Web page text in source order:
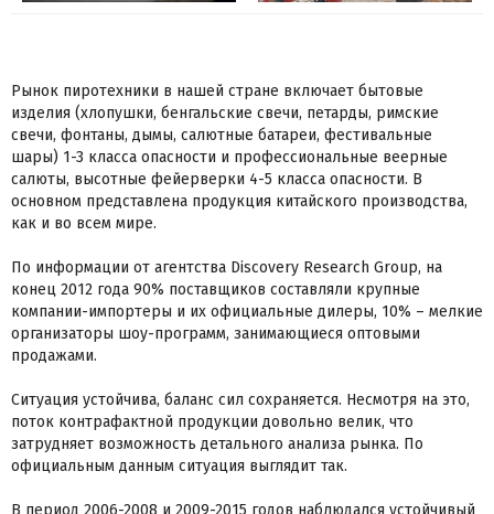
Рынок пиротехники в нашей стране включает бытовые
изделия (хлопушки, бенгальские свечи, петарды, римские
свечи, фонтаны, дымы, салютные батареи, фестивальные
шары) 1-3 класса опасности и профессиональные веерные
салюты, высотные фейерверки 4-5 класса опасности. В
основном представлена продукция китайского производства,
как и во всем мире.
По информации от агентства Discovery Research Group, на
конец 2012 года 90% поставщиков составляли крупные
компании-импортеры и их официальные дилеры, 10% – мелкие
организаторы шоу-программ, занимающиеся оптовыми
продажами.
Ситуация устойчива, баланс сил сохраняется. Несмотря на это,
поток контрафактной продукции довольно велик, что
затрудняет возможность детального анализа рынка. По
официальным данным ситуация выглядит так.
В период 2006-2008 и 2009-2015 годов наблюдался устойчивый